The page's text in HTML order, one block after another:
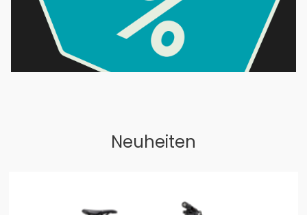
Neuheiten